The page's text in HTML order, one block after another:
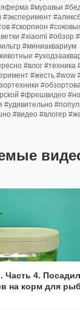
#муравьи
#скорпион
#xiaomi #обзор
#миниаквариум
#влог
#жесть #wow
#фрешвидео
#удивительно
#видео #влогер
Часть 4.
на корм для